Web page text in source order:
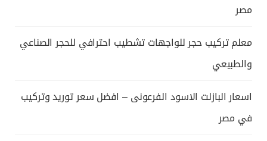
مصر
معلم تركيب حجر للواجهات تشطيب احترافي للحجر الصناعي
والطبيعي
اسعار البازلت الاسود الفرعونى – افضل سعر توريد وتركيب
في مصر